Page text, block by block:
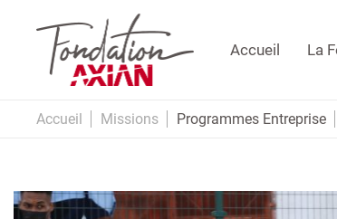
Accueil La
Accueil Missions Programmes Entreprise